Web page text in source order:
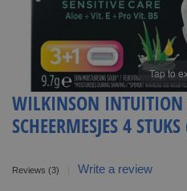
Tap to
WILKINSON INTUITION
SCHEERMESJES 4
Reviews (3) Write a review